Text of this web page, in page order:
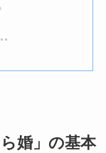
婚」の基本